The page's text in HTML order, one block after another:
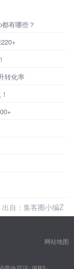
有哪些？
转化率
出自：集客圈小编Z
网站地图